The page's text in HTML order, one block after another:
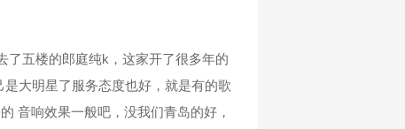
了五楼的郎庭纯k，这家开了很多年的
大明星了服务态度也好，就是有的歌
音响效果一般吧，没我们青岛的好，